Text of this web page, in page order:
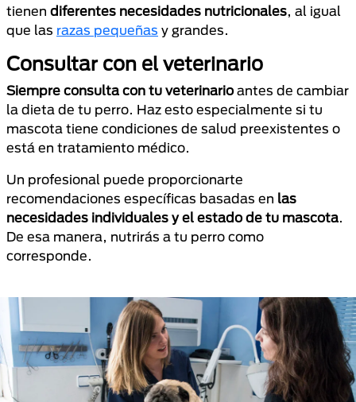
tienen diferentes necesidades nutricionales, al igual
que las razas pequeñas y grandes.
Consultar con el veterinario
Siempre consulta con tu veterinarioantes de cambiar
la dieta de tu perro. Haz esto especialmente si tu
mascota tiene condiciones de salud preexistentes o
está en tratamiento médico.
Un profesional puede proporcionarte
recomendaciones específicas basadas en las
necesidades individuales y el estado de tu mascota.
De esa manera, nutrirás a tu perro como
corresponde.